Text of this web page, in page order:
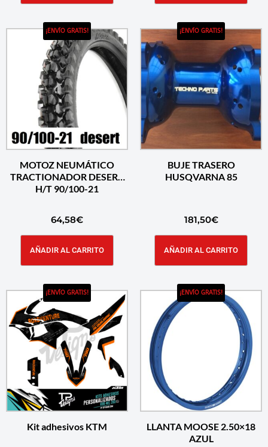
¡ENVÍO GRATIS!
MOTOZ NEUMÁTICO
TRACTIONADOR DESERT
H/T 90/100-21
64,58€
AÑADIR AL CARRITO
¡ENVÍO GRATIS!
BUJE TRASERO
HUSQVARNA 85
181,50€
AÑADIR AL CARRITO
¡ENVÍO GRATIS!
Kit adhesivos KTM
¡ENVÍO GRATIS!
LLANTA MOOSE 2.50×18
AZUL